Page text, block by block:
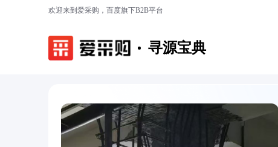
欢迎来到爱采购，百度旗下B2B平台
寻源宝典